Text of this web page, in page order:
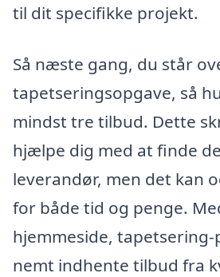
til dit specifikke projekt.
Så næste gang, du står
tapetseringsopgave, så
mindst tre tilbud. Dette
hjælpe dig med at finde
leverandør, men det kan
for både tid og penge.
hjemmeside, tapetsering-
nemt indhente tilbud fra